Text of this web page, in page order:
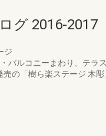
グ 2016‐2017
ジ
ルコニーまわり、テラ
の「樹ら楽ステージ 木彫